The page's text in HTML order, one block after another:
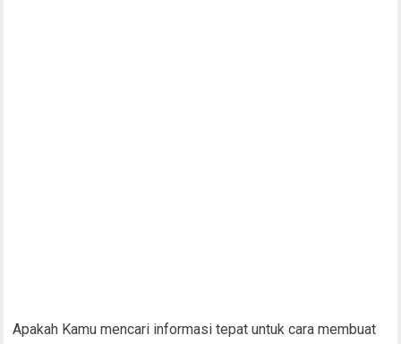
Apakah Kamu mencari informasi tepat untuk cara membuat